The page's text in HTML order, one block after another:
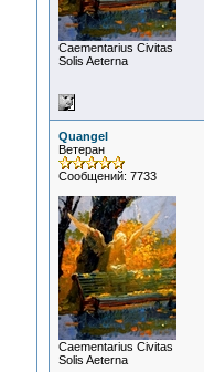
Сaementarius Civitas
Solis Aeterna
Quangel
Ветеран
Сообщений: 7733
Сaementarius Civitas
Solis Aeterna